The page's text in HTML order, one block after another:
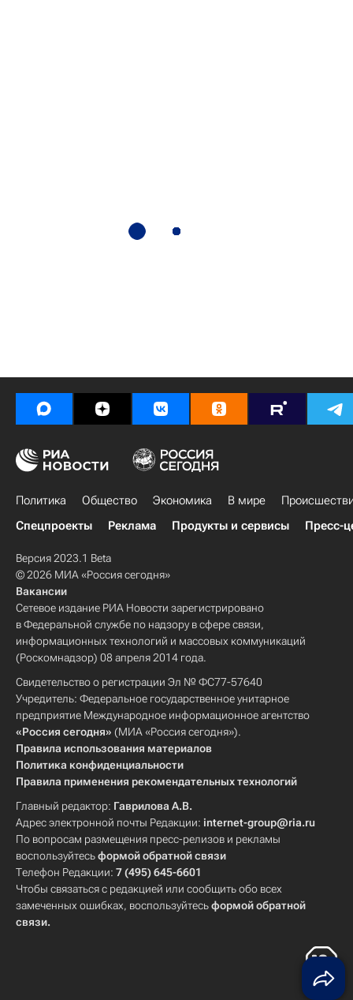
Политика Общество Экономика В мире
Спецпроекты
Реклама Продукты и сервисы Пресс-
Версия 2023.1 Beta
© 2026 МИА «Россия сегодня»
Вакансии
Сетевое издание РИА Новости зарегистрировано
в Федеральной службе по надзору в сфере связи,
информационных технологий и массовых коммуникаций
(Роскомнадзор) 08 апреля 2014 года.
Свидетельство о регистрации Эл № ФС77-57640
Учредитель: Федеральное государственное унитарное
предприятие Международное информационное агентство
«Россия сегодня» (МИА «Россия сегодня»).
Правила использования материалов
Политика конфиденциальности
Правила применения рекомендательных технологий
Главный редактор: Гаврилова А.В.
Адрес электронной почты Редакции: internet-group@ria.ru
По вопросам размещения пресс-релизов и рекламы
воспользуйтесьформой обратной связи
Телефон Редакции: 7 (495) 645-6601
Чтобы связаться с редакцией или сообщить обо всех
замеченных ошибках, воспользуйтесьформой обратной
связи.